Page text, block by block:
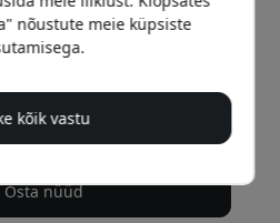
hind
EUR
Osta nüüd
nõustute meie küpsiste
kõik vastu